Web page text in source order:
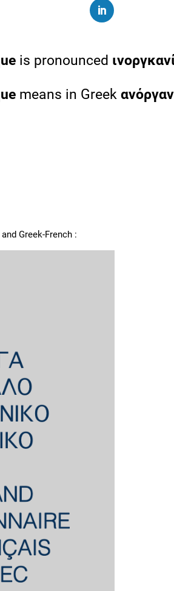
is pronounced
means in Greek
Greek-French :